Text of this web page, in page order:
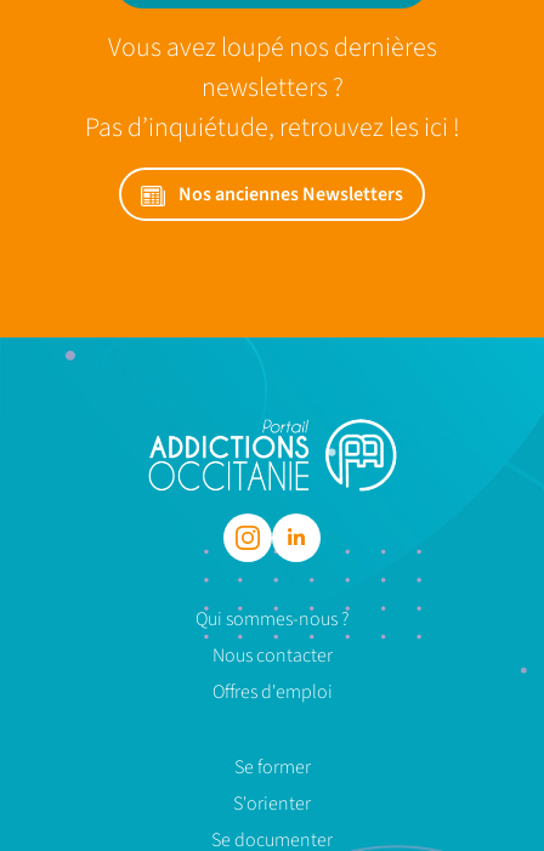
Vous avez loupé nos dernières
newsletters ?
Pas d’inquiétude, retrouvez les ici !
Nos anciennes Newsletters
Qui sommes-nous ?
Nous contacter
Offres d'emploi
Se former
S'orienter
Se documenter